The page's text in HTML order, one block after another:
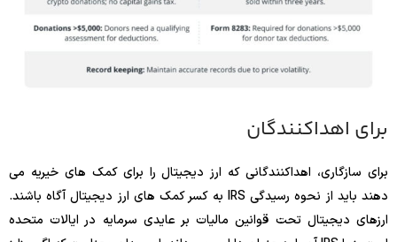
برای اهداکنندگان
برای سازگاری، اهداکنندگانی که ارز دیجیتال را برای کمک های خیریه می
دهند باید از نحوه رسیدگی IRS به کسر کمک های ارز دیجیتال آگاه باشند.
ارزهای دیجیتال تحت قوانین مالیات بر عایدی سرمایه در ایالات متحده